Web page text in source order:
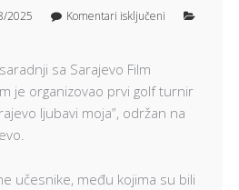
2025
Komentari isključeni
sa Sarajevo Film
je organizovao prvi golf turnir
ljubavi moja”, održan na
učesnike, među kojima su bili